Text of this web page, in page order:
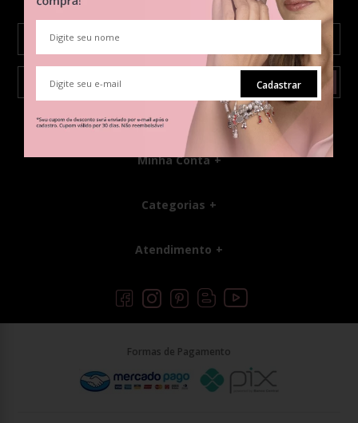
Enviar
Institucional
Minha Conta
Categorias
Atendimento
Formas de Pagamento
Cadastrar